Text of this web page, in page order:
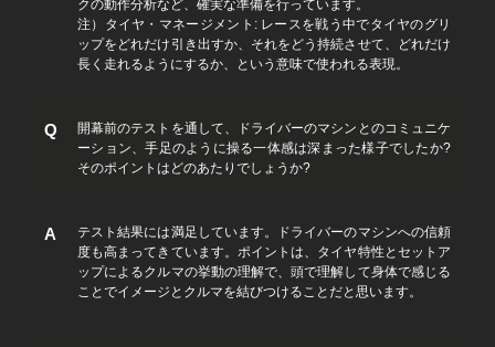
クの動作分析など、確実な準備を行っています。
注）タイヤ・マネージメント: レースを戦う中でタイヤのグリ
ップをどれだけ引き出すか、それをどう持続させて、どれだけ
長く走れるようにするか、という意味で使われる表現。
開幕前のテストを通して、ドライバーのマシンとのコミュニケ
ーション、手足のように操る一体感は深まった様子でしたか?
そのポイントはどのあたりでしょうか?
テスト結果には満足しています。ドライバーのマシンへの信頼
度も高まってきています。ポイントは、タイヤ特性とセットア
ップによるクルマの挙動の理解で、頭で理解して身体で感じる
ことでイメージとクルマを結びつけることだと思います。